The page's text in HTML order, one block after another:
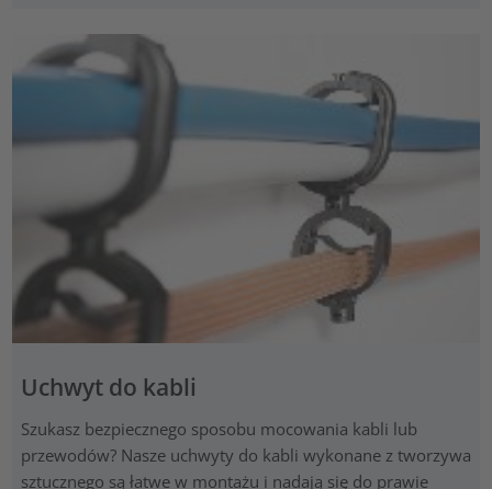
Uchwyt do kabli
Szukasz bezpiecznego sposobu mocowania kabli lub
przewodów? Nasze uchwyty do kabli wykonane z tworzywa
sztucznego są łatwe w montażu i nadają się do prawie